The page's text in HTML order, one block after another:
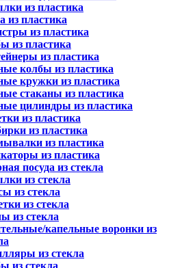
из пластика
из пластика
из пластика
из пластика
из пластика
колбы из пластика
кружки из пластика
стаканы из пластика
цилиндры из пластика
из пластика
из пластика
из пластика
из пластика
посуда из стекла
из стекла
из стекла
из стекла
из стекла
капельные воронки из
из стекла
из стекла